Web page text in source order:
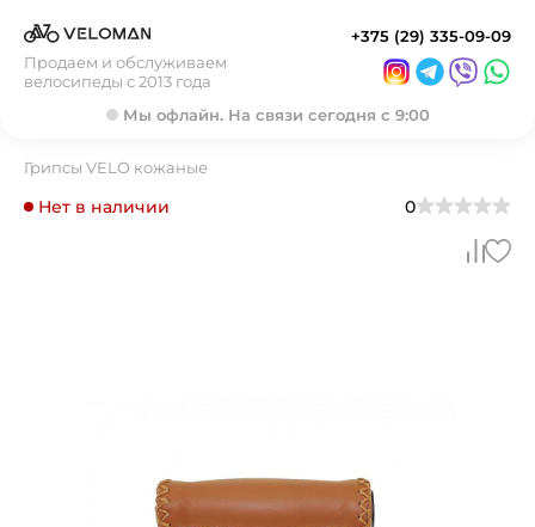
Продаем и обслуживаем
велосипеды с 2013 года
+375 (29) 335-09-09
Мы офлайн. На связи сегодня с 9:00
Грипсы VELO кожаные
Нет в наличии 0